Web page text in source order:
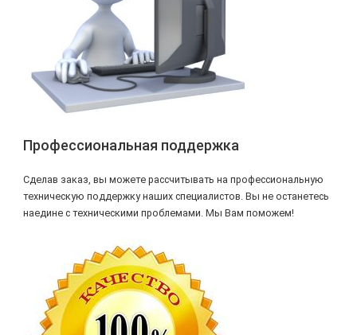
Профессиональная поддержка
Сделав заказ, вы можете рассчитывать на профессиональную
техническую поддержку наших специалистов. Вы не останетесь
наедине с техническими проблемами. Мы Вам поможем!